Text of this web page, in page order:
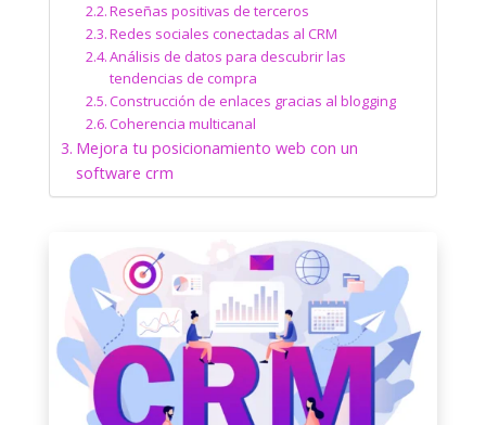
Reseñas positivas de terceros
Redes sociales conectadas al CRM
Análisis de datos para descubrir las
tendencias de compra
Construcción de enlaces gracias al blogging
Coherencia multicanal
Mejora tu posicionamiento web con un
software crm